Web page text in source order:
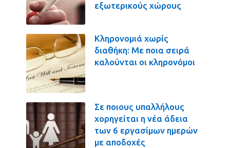
εξωτερικούς χώρους
Κληρονομιά χωρίς
διαθήκη: Με ποια σειρά
καλούνται οι κληρονόμοι
Σε ποιους υπαλλήλους
χορηγείται η νέα άδεια
των 6 εργασίμων ημερών
με αποδοχές